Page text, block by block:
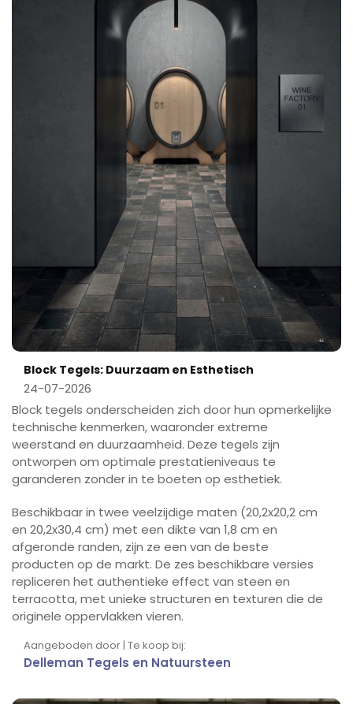
Block Tegels: Duurzaam en Esthetisch
24-07-2026
Block tegels onderscheiden zich door hun opmerkelijke
technische kenmerken, waaronder extreme
weerstand en duurzaamheid. Deze tegels zijn
ontworpen om optimale prestatieniveaus te
garanderen zonder in te boeten op esthetiek.
Beschikbaar in twee veelzijdige maten (20,2x20,2 cm
en 20,2x30,4 cm) met een dikte van 1,8 cm en
afgeronde randen, zijn ze een van de beste
producten op de markt. De zes beschikbare versies
repliceren het authentieke effect van steen en
terracotta, met unieke structuren en texturen die de
originele oppervlakken vieren.
Aangeboden door | Te koop bij:
Delleman Tegels en Natuursteen